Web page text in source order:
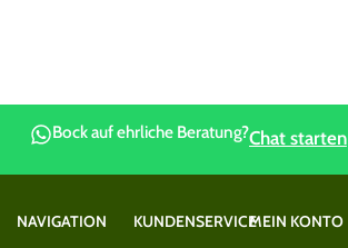
Bock auf ehrliche Beratung?Chat starten
NAVIGATION
KUNDENSERVICEMEIN KONTO